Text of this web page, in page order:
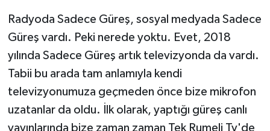
Radyoda Sadece Güreş, sosyal medyada Sadece
Güreş vardı. Peki nerede yoktu. Evet, 2018
yılında Sadece Güreş artık televizyonda da vardı.
Tabii bu arada tam anlamıyla kendi
televizyonumuza geçmeden önce bize mikrofon
uzatanlar da oldu. İlk olarak, yaptığı güreş canlı
yayınlarında bize zaman zaman Tek Rumeli Tv'de